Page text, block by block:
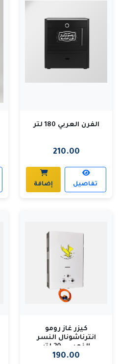
الفرن العربي 180 لتر
210.00
تفاصيل إضافة
كيزر غاز رومو
انترناشونال النسر
الذهبي - 20 لتر
190.00